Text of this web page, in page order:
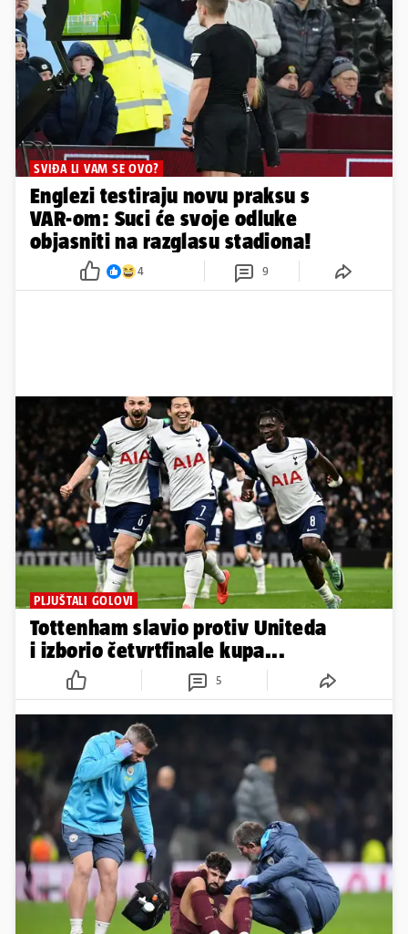
SVIĐA LI VAM SE OVO?
Englezi testiraju novu praksu s
VAR-om: Suci će svoje odluke
objasniti na razglasu stadiona!
4 9
PLJUŠTALI GOLOVI
Tottenham slavio protiv Uniteda
i izborio četvrtfinale kupa...
5